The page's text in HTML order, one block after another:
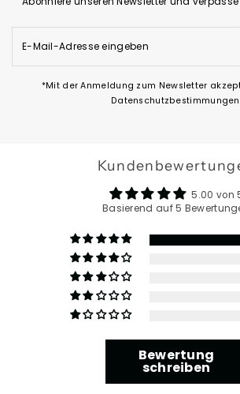
Mail-
Adresse
*Mit der Anmeldung zum Newsletter
5.00 von
Basierend auf 5
Bewertung
schreiben